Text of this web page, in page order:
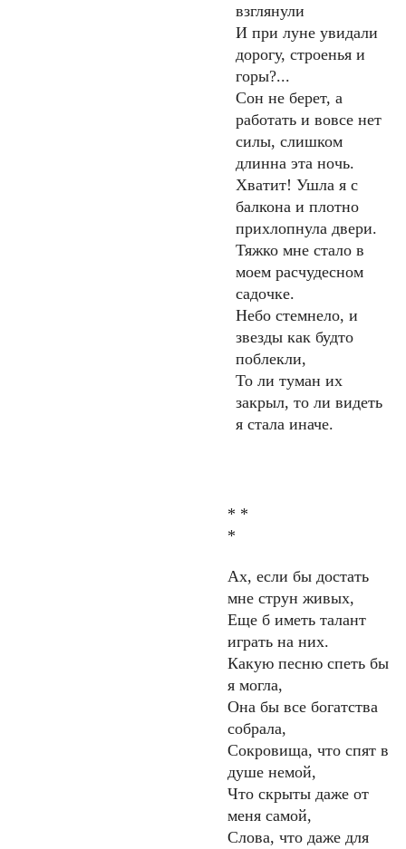
взглянули
И при луне увидали
дорогу, строенья и
горы?...
Сон не берет, а
работать и вовсе нет
силы, слишком
длинна эта ночь.
Хватит! Ушла я с
балкона и плотно
прихлопнула двери.
Тяжко мне стало в
моем расчудесном
садочке.
Небо стемнело, и
звезды как будто
поблекли,
То ли туман их
закрыл, то ли видеть
я стала иначе.
* *
*
Ах, если бы достать
мне струн живых,
Еще б иметь талант
играть на них.
Какую песню спеть бы
я могла,
Она бы все богатства
собрала,
Сокровища, что спят в
душе немой,
Что скрыты даже от
меня самой,
Слова, что даже для